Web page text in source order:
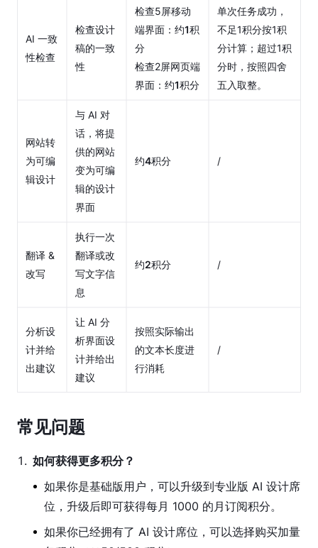
技
AI 一致
性检查
检查设计
稿的一致
性
检查5屏移动
端界面：约1积
分
检查2屏网页端
界面：约1积分
单次任务成功，
不足1积分按1积
分计算；超过1积
分时，按照四舍
五入取整。
网站转
为可编
辑设计
与 AI 对
话，将提
供的网站
变为可编
辑的设计
界面
约4积分 /
翻译 &
改写
执行一次
翻译或改
写文字信
息
约2积分 /
分析设
计并给
出建议
让 AI 分
析界面设
计并给出
建议
按照实际输出
的文本长度进
行消耗
/
常见问题
1 . 如何获得更多积分？
如果你是基础版用户，可以升级到专业版 AI 设计席
位，升级后即可获得每月 1000 的月订阅积分。
如果你已经拥有了 AI 设计席位，可以选择购买加量